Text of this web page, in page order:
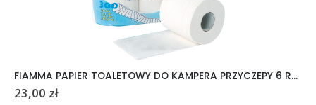
FIAMMA PAPIER TOALETOWY DO KAMPERA PRZYCZEPY 6 ROLEK
23,00 zł